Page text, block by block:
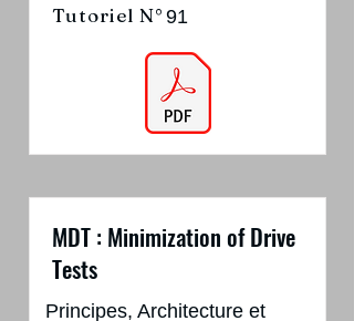
Tutoriel N° 91
MDT : Minimization of Drive
Tests
Principes, Architecture et